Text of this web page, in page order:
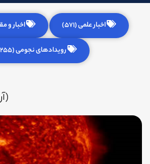
اخبار علمی (571) اخبار و
رویدادهای نجومی (255)